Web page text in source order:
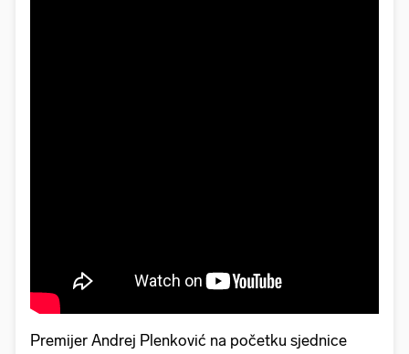
Premijer Andrej Plenković na početku sjednice